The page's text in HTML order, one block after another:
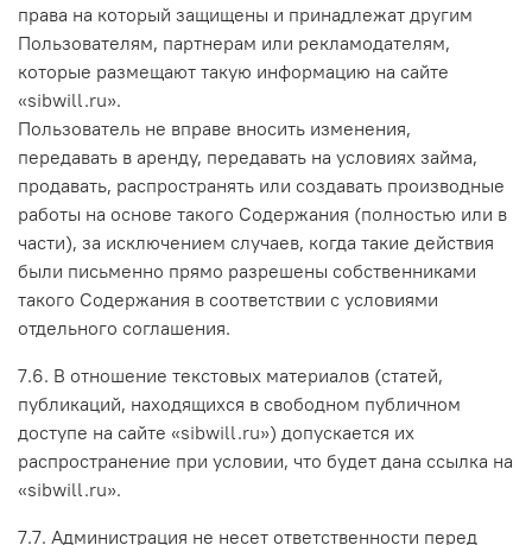
права на который защищены и принадлежат другим
Пользователям, партнерам или рекламодателям,
которые размещают такую информацию на сайте
«sibwill.ru».
Пользователь не вправе вносить изменения,
передавать в аренду, передавать на условиях займа,
продавать, распространять или создавать производные
работы на основе такого Содержания (полностью или в
части), за исключением случаев, когда такие действия
были письменно прямо разрешены собственниками
такого Содержания в соответствии с условиями
отдельного соглашения.
7.6. В отношение текстовых материалов (статей,
публикаций, находящихся в свободном публичном
доступе на сайте «sibwill.ru») допускается их
распространение при условии, что будет дана ссылка на
«sibwill.ru».
7.7. Администрация не несет ответственности перед